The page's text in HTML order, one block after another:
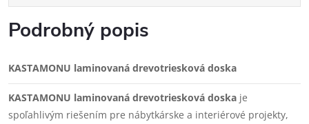
Podrobný popis
KASTAMONU laminovaná drevotriesková doska
KASTAMONU laminovaná drevotriesková doska je
spoľahlivým riešením pre nábytkárske a interiérové projekty,